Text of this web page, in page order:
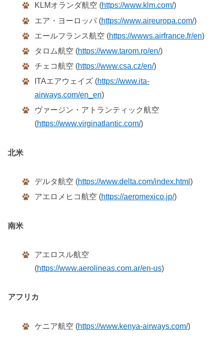
KLMオランダ航空 (https://www.klm.com/)
エア・ヨーロッパ (https://www.aireuropa.com/)
エールフランス航空 (https://wwws.airfrance.fr/en)
タロム航空 (https://www.tarom.ro/en/)
チェコ航空 (https://www.csa.cz/en/)
ITAエアウェイズ (https://www.ita-
airways.com/en_en)
ヴァージン・アトランティック航空
(https://www.virginatlantic.com/)
北米
デルタ航空 (https://www.delta.com/index.html )
アエロメヒコ航空 (https://aeromexico.jp/)
南米
アエロスル航空
(https://www.aerolineas.com.ar/en-us)
アフリカ
ケニア航空 (https://www.kenya-airways.com/)